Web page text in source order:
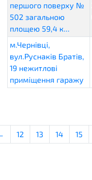
першого поверху №
502 загальною
площею 59,4 к...
м.Чернівці,
вул.Руснаків Братів,
19 нежитлові
приміщення гаражу
12 13 14 15